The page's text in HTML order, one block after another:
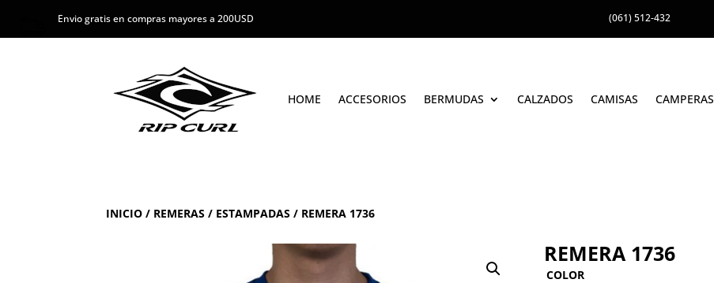
Envio gratis en compras mayores a 200USD (061) 512-432
HOME ACCESORIOS BERMUDAS CALZADOS CAMISAS CAMPERAS
INICIO / REMERAS / ESTAMPADAS / REMERA 1736
REMERA 1736
COLOR